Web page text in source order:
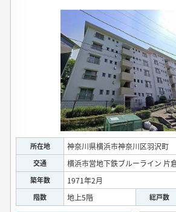
所在地 神奈川県横浜市神奈川区羽沢町
交通 横浜市営地下鉄ブルーライン 片
築年数 1971年2月
階数 地上5階 総戸数